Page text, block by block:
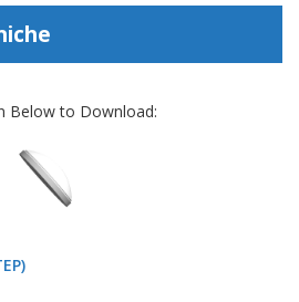
Below to Download: